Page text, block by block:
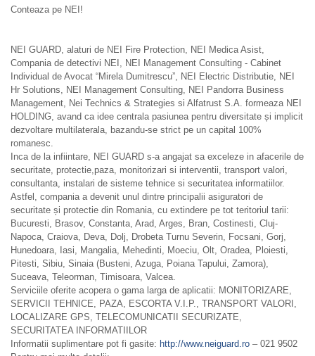
Conteaza pe NEI!
NEI GUARD, alaturi de NEI Fire Protection, NEI Medica Asist,
Compania de detectivi NEI, NEI Management Consulting - Cabinet
Individual de Avocat “Mirela Dumitrescu”, NEI Electric Distributie, NEI
Hr Solutions, NEI Management Consulting, NEI Pandorra Business
Management, Nei Technics & Strategies si Alfatrust S.A. formeaza NEI
HOLDING, avand ca idee centrala pasiunea pentru diversitate și implicit
dezvoltare multilaterala, bazandu-se strict pe un capital 100%
romanesc.
Inca de la infiintare, NEI GUARD s-a angajat sa exceleze in afacerile de
securitate, protectie,paza, monitorizari si interventii, transport valori,
consultanta, instalari de sisteme tehnice si securitatea informatiilor.
Astfel, compania a devenit unul dintre principalii asiguratori de
securitate și protectie din Romania, cu extindere pe tot teritoriul tarii:
Bucuresti, Brasov, Constanta, Arad, Arges, Bran, Costinesti, Cluj-
Napoca, Craiova, Deva, Dolj, Drobeta Turnu Severin, Focsani, Gorj,
Hunedoara, Iasi, Mangalia, Mehedinti, Moeciu, Olt, Oradea, Ploiesti,
Pitesti, Sibiu, Sinaia (Busteni, Azuga, Poiana Tapului, Zamora),
Suceava, Teleorman, Timisoara, Valcea.
Serviciile oferite acopera o gama larga de aplicatii: MONITORIZARE,
SERVICII TEHNICE, PAZA, ESCORTA V.I.P., TRANSPORT VALORI,
LOCALIZARE GPS, TELECOMUNICATII SECURIZATE,
SECURITATEA INFORMATIILOR
Informatii suplimentare pot fi gasite: http://www.neiguard.ro – 021 9502